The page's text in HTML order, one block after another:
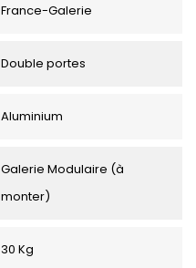
France-Galerie
Double portes
Aluminium
Galerie Modulaire (à
monter)
30 Kg